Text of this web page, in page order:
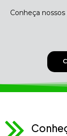
Conheça